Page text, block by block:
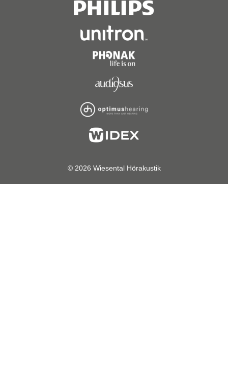
© 2026 Wiesental Hörakustik